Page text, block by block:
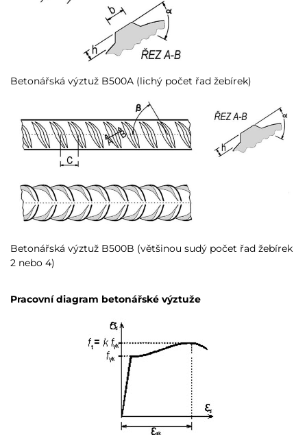
Betonářská výztuž B500A (lichý počet řad žebírek)
Betonářská výztuž B500B (většinou sudý počet řad žebírek
2 nebo 4)
Pracovní diagram betonářské výztuže